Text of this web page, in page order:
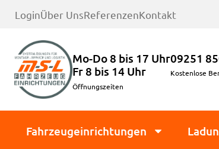
LoginÜber UnsReferenzenKontakt
Mo-Do 8 bis 17 Uhr
Fr 8 bis 14 Uhr
Öffnungszeiten
09251
Kostenlose
Fahrzeugeinrichtungen